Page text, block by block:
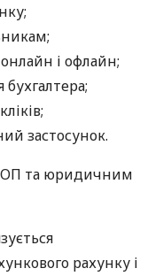
і офлайн;
застосунок.
та юридичним
рахунку і